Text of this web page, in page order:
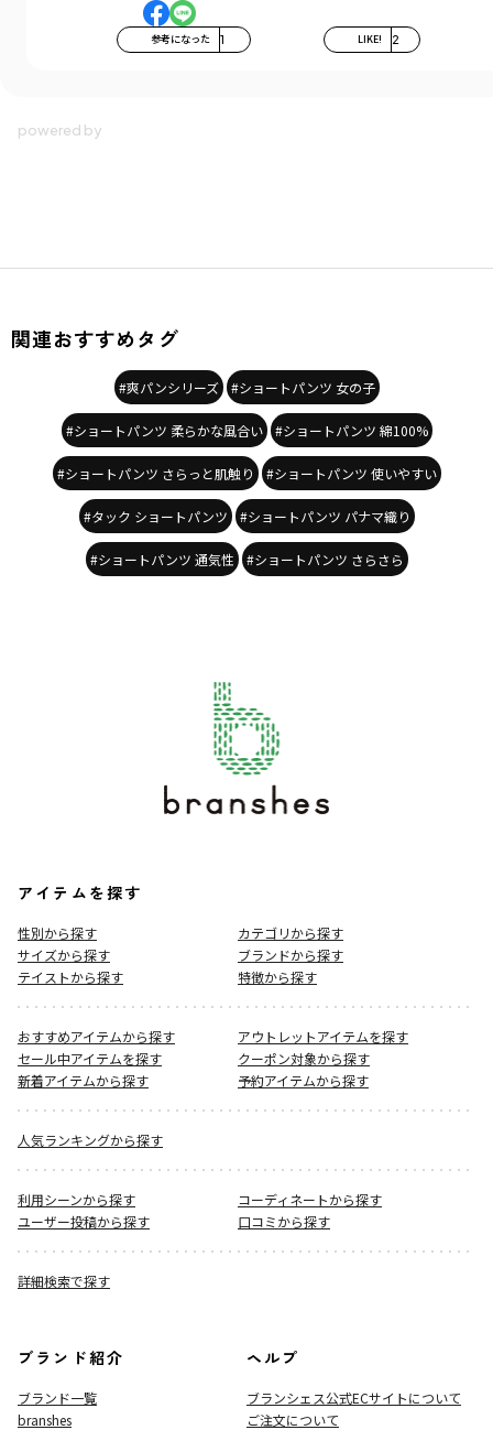
参考になった 1 LIKE! 2
関連おすすめタグ
#爽パンシリーズ #ショートパンツ 女の子
#ショートパンツ 柔らかな風合い #ショートパンツ 綿100%
#ショートパンツ さらっと肌触り #ショートパンツ 使いやすい
#タック ショートパンツ #ショートパンツ パナマ織り
#ショートパンツ 通気性 #ショートパンツ さらさら
アイテムを探す
性別から探す
カテゴリから探す
サイズから探す
ブランドから探す
テイストから探す
特徴から探す
おすすめアイテムから探す
アウトレットアイテムを探す
セール中アイテムを探す
クーポン対象から探す
新着アイテムから探す
予約アイテムから探す
人気ランキングから探す
利用シーンから探す
コーディネートから探す
ユーザー投稿から探す
口コミから探す
詳細検索で探す
ブランド紹介
ブランド一覧
branshes
ヘルプ
ブランシェス公式ECサイトについて
ご注文について